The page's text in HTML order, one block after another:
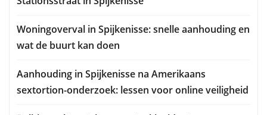
Woningoverval in Spijkenisse: snelle aanhouding en
wat de buurt kan doen
Aanhouding in Spijkenisse na Amerikaans
sextortion-onderzoek: lessen voor online veiligheid